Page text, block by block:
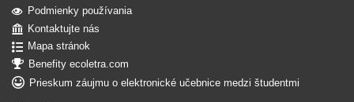
Podmienky používania
Kontaktujte nás
Mapa stránok
Benefity ecoletra.com
Prieskum záujmu o elektronické učebnice medzi študentmi